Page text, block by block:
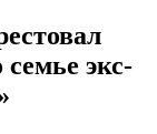
экс-